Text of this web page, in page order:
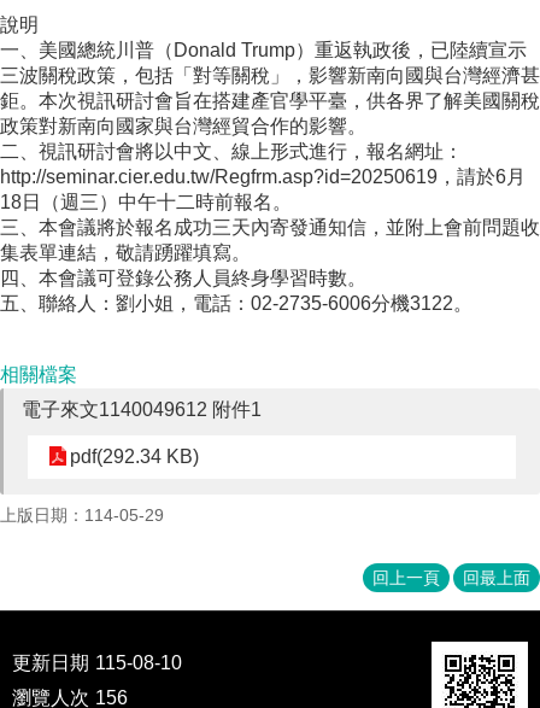
本
所
簡
介
本
所
成
員
博
士
班
士
班
班
國
說明
一、美國總統川普（Donald Trump）重返執政後，已陸續宣示
三波關稅政策，包括「對等關稅」，影響新南向國與台灣經濟甚
鉅。本次視訊研討會旨在搭建產官學平臺，供各界了解美國關稅
政策對新南向國家與台灣經貿合作的影響。
二、視訊研討會將以中文、線上形式進行，報名網址：
http://seminar.cier.edu.tw/Regfrm.asp?id=20250619，請於6月
18日（週三）中午十二時前報名。
三、本會議將於報名成功三天內寄發通知信，並附上會前問題收
集表單連結，敬請踴躍填寫。
四、本會議可登錄公務人員終身學習時數。
五、聯絡人：劉小姐，電話：02-2735-6006分機3122。
相關檔案
電子來文1140049612 附件1
pdf(292.34 KB)
上版日期：114-05-29
回上一頁 回最上面
更新日期 115-08-10
瀏覽人次 156